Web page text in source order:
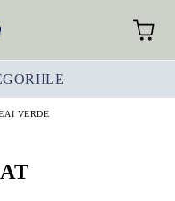
VERDE